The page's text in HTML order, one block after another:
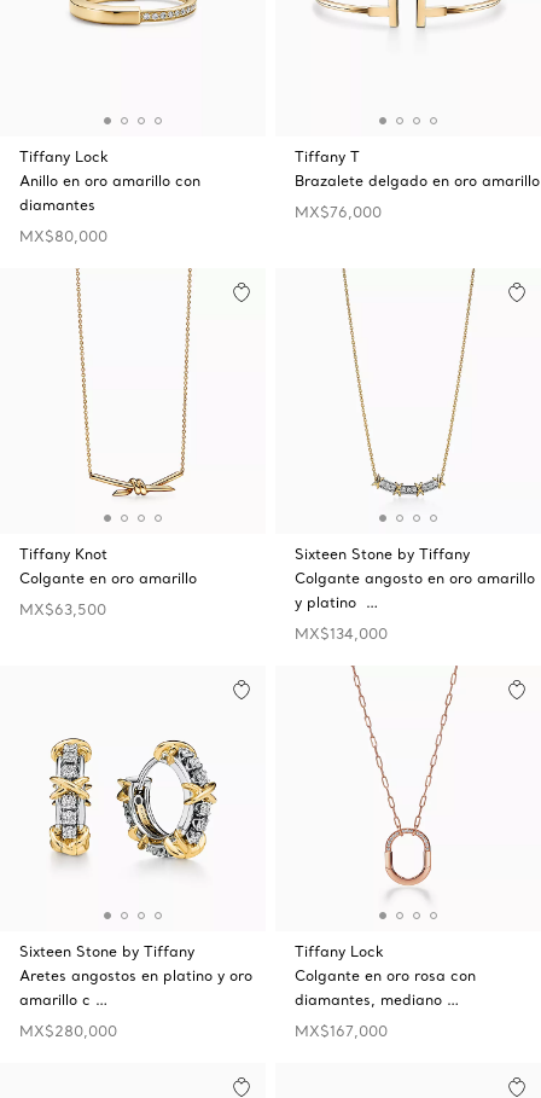
Tiffany Lock
Anillo en oro amarillo con
diamantes
MX$80,000
Tiffany T
Brazalete delgado en oro amarillo
MX$76,000
Tiffany Knot
Colgante en oro amarillo
MX$63,500
Sixteen Stone by Tiffany
Colgante angosto en oro amarillo
y platino …
MX$134,000
Sixteen Stone by Tiffany
Aretes angostos en platino y oro
amarillo c …
MX$280,000
Tiffany Lock
Colgante en oro rosa con
diamantes, mediano …
MX$167,000